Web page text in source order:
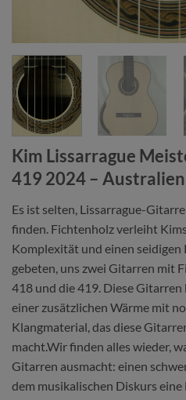
Kim Lissarrague
419 2024 – Australien
Es ist selten, Lissarrague-
finden. Fichtenholz verleiht
Komplexität und einen seidigen
gebeten, uns zwei Gitarren mit
418 und die 419. Diese
einer zusätzlichen Wärme mit
Klangmaterial, das diese
macht.Wir finden alles wieder,
Gitarren ausmacht: einen
dem musikalischen Diskurs